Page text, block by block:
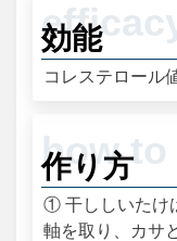
効能
コレステロール
作り方
① 干ししいたけ
軸を取り、カサ